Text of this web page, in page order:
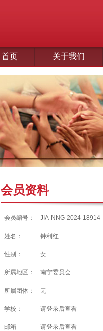
首页 关于我们
会员资料
会员编号： JIA-NNG-2024-18914
姓名： 钟利红
性别： 女
所属地区： 南宁委员会
所属团体： 无
学校： 请登录后查看
邮箱 请登录后查看